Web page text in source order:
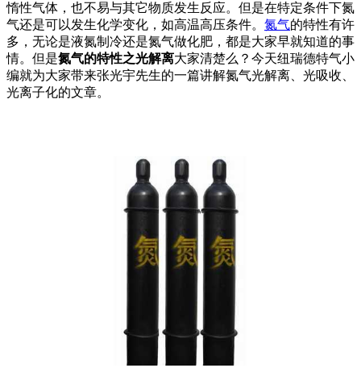
惰性气体，也不易与其它物质发生反应。但是在特定条件下氮
气还是可以发生化学变化，如高温高压条件。 氮气的特性有许
多，无论是液氮制冷还是氮气做化肥，都是大家早就知道的事
情。但是氮气的特性之光解离大家清楚么？今天纽瑞德特气小
编就为大家带来张光宇先生的一篇讲解氮气光解离、光吸收、
光离子化的文章。